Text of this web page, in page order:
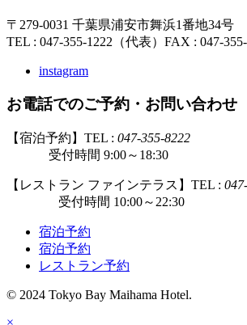
〒279-0031 千葉県浦安市舞浜1番地34号
TEL : 047-355-1222（代表） FAX : 047-
instagram
お電話でのご予約・お問い合わせ
【宿泊予約】TEL : 047-355-8222
受付時間 9:00～18:30
【レストラン ファインテラス】TEL :
受付時間 10:00～22:30
宿泊予約
宿泊予約
レストラン予約
© 2024 Tokyo Bay Maihama Hotel.
×